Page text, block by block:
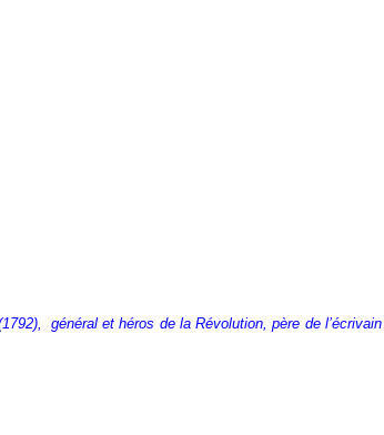
(1792), général et héros de la Révolution, père de